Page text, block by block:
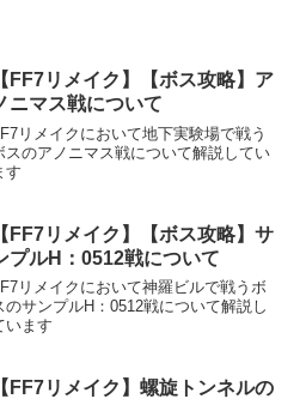
【FF7リメイク】【ボス攻略】ア
ニマス戦について
リメイクにおいて地下実験場で戦う
スのアノニマス戦について解説してい
す
【FF7リメイク】【ボス攻略】サ
プルH：0512戦について
リメイクにおいて神羅ビルで戦うボ
のサンプルH：0512戦について解説し
います
【FF7リメイク】螺旋トンネルの